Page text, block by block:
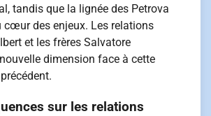
tandis que la lignée des Petrova
cœur des enjeux. Les relations
et les frères Salvatore
dimension face à cette
sur les relations